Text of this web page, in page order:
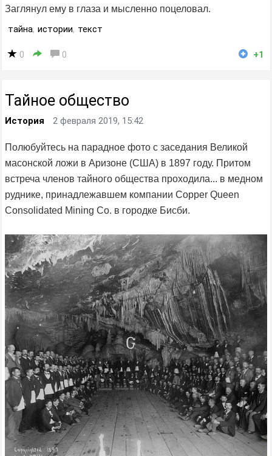
Заглянул ему в глаза и мысленно поцеловал.
тайна, истории, текст
0 0 +1
Тайное общество
История 2 февраля 2019, 15:42
Полюбуйтесь на парадное фото с заседания Великой
масонской ложи в Аризоне (США) в 1897 году. Притом
встреча членов тайного общества проходила... в медном
руднике, принадлежавшем компании Copper Queen
Consolidated Mining Co. в городке Бисби.